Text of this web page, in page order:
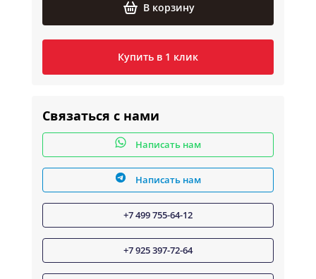
В корзину
Купить в 1 клик
Связаться с нами
Написать нам
Написать нам
+7 499 755-64-12
+7 925 397-72-64